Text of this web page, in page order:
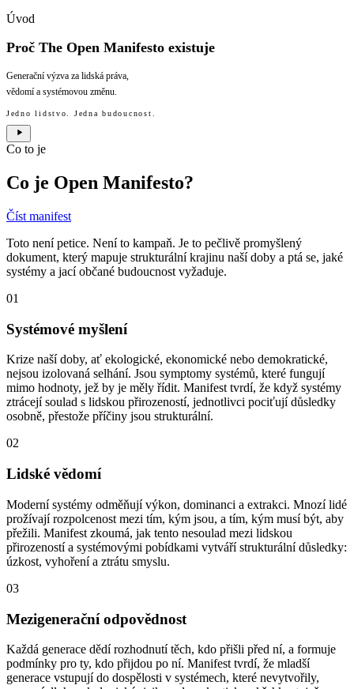
Úvod
Proč The Open Manifesto existuje
Generační výzva za lidská práva,
vědomí a systémovou změnu.
Jedno lidstvo. Jedna budoucnost.
Co to je
Co je Open Manifesto?
Číst manifest
Toto není petice. Není to kampaň. Je to pečlivě promyšlený
dokument, který mapuje strukturální krajinu naší doby a ptá se, jaké
systémy a jací občané budoucnost vyžaduje.
01
Systémové myšlení
Krize naší doby, ať ekologické, ekonomické nebo demokratické,
nejsou izolovaná selhání. Jsou symptomy systémů, které fungují
mimo hodnoty, jež by je měly řídit. Manifest tvrdí, že když systémy
ztrácejí soulad s lidskou přirozeností, jednotlivci pociťují důsledky
osobně, přestože příčiny jsou strukturální.
02
Lidské vědomí
Moderní systémy odměňují výkon, dominanci a extrakci. Mnozí lidé
prožívají rozpolcenost mezi tím, kým jsou, a tím, kým musí být, aby
přežili. Manifest zkoumá, jak tento nesoulad mezi lidskou
přirozeností a systémovými pobídkami vytváří strukturální důsledky:
úzkost, vyhoření a ztrátu smyslu.
03
Mezigenerační odpovědnost
Každá generace dědí rozhodnutí těch, kdo přišli před ní, a formuje
podmínky pro ty, kdo přijdou po ní. Manifest tvrdí, že mladší
generace vstupují do dospělosti v systémech, které nevytvořily,